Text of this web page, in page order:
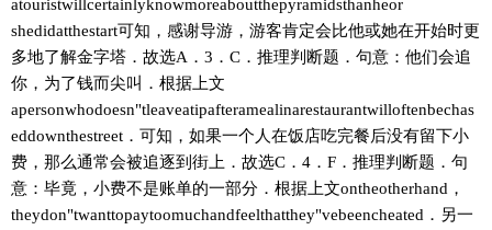
atouristwillcertainlyknowmoreaboutthepyramidsthanheor
shedidatthestart可知，感谢导游，游客肯定会比他或她在开始时更
多地了解金字塔．故选A．3．C．推理判断题．句意：他们会追
你，为了钱而尖叫．根据上文
apersonwhodoesn"tleaveatipafteramealinarestaurantwilloftenbechas
eddownthestreet．可知，如果一个人在饭店吃完餐后没有留下小
费，那么通常会被追逐到街上．故选C．4．F．推理判断题．句
意：毕竟，小费不是账单的一部分．根据上文ontheotherhand，
theydon"twanttopaytoomuchandfeelthatthey"vebeencheated．另一